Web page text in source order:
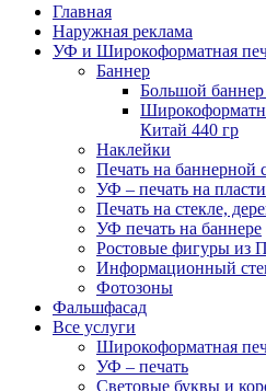
Главная
Наружная реклама
УФ и Широкоформатная
Баннер
Большой баннер
Китай 440 гр
Наклейки
Печать на баннерной
УФ – печать на
Печать на стекле,
УФ печать на баннере
Ростовые фигуры из
Информационный
Фотозоны
Фальшфасад
Все услуги
Широкоформатная
УФ – печать
Световые буквы и